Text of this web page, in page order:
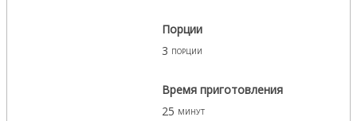
Порции
3 порции
Время приготовления
25 минут